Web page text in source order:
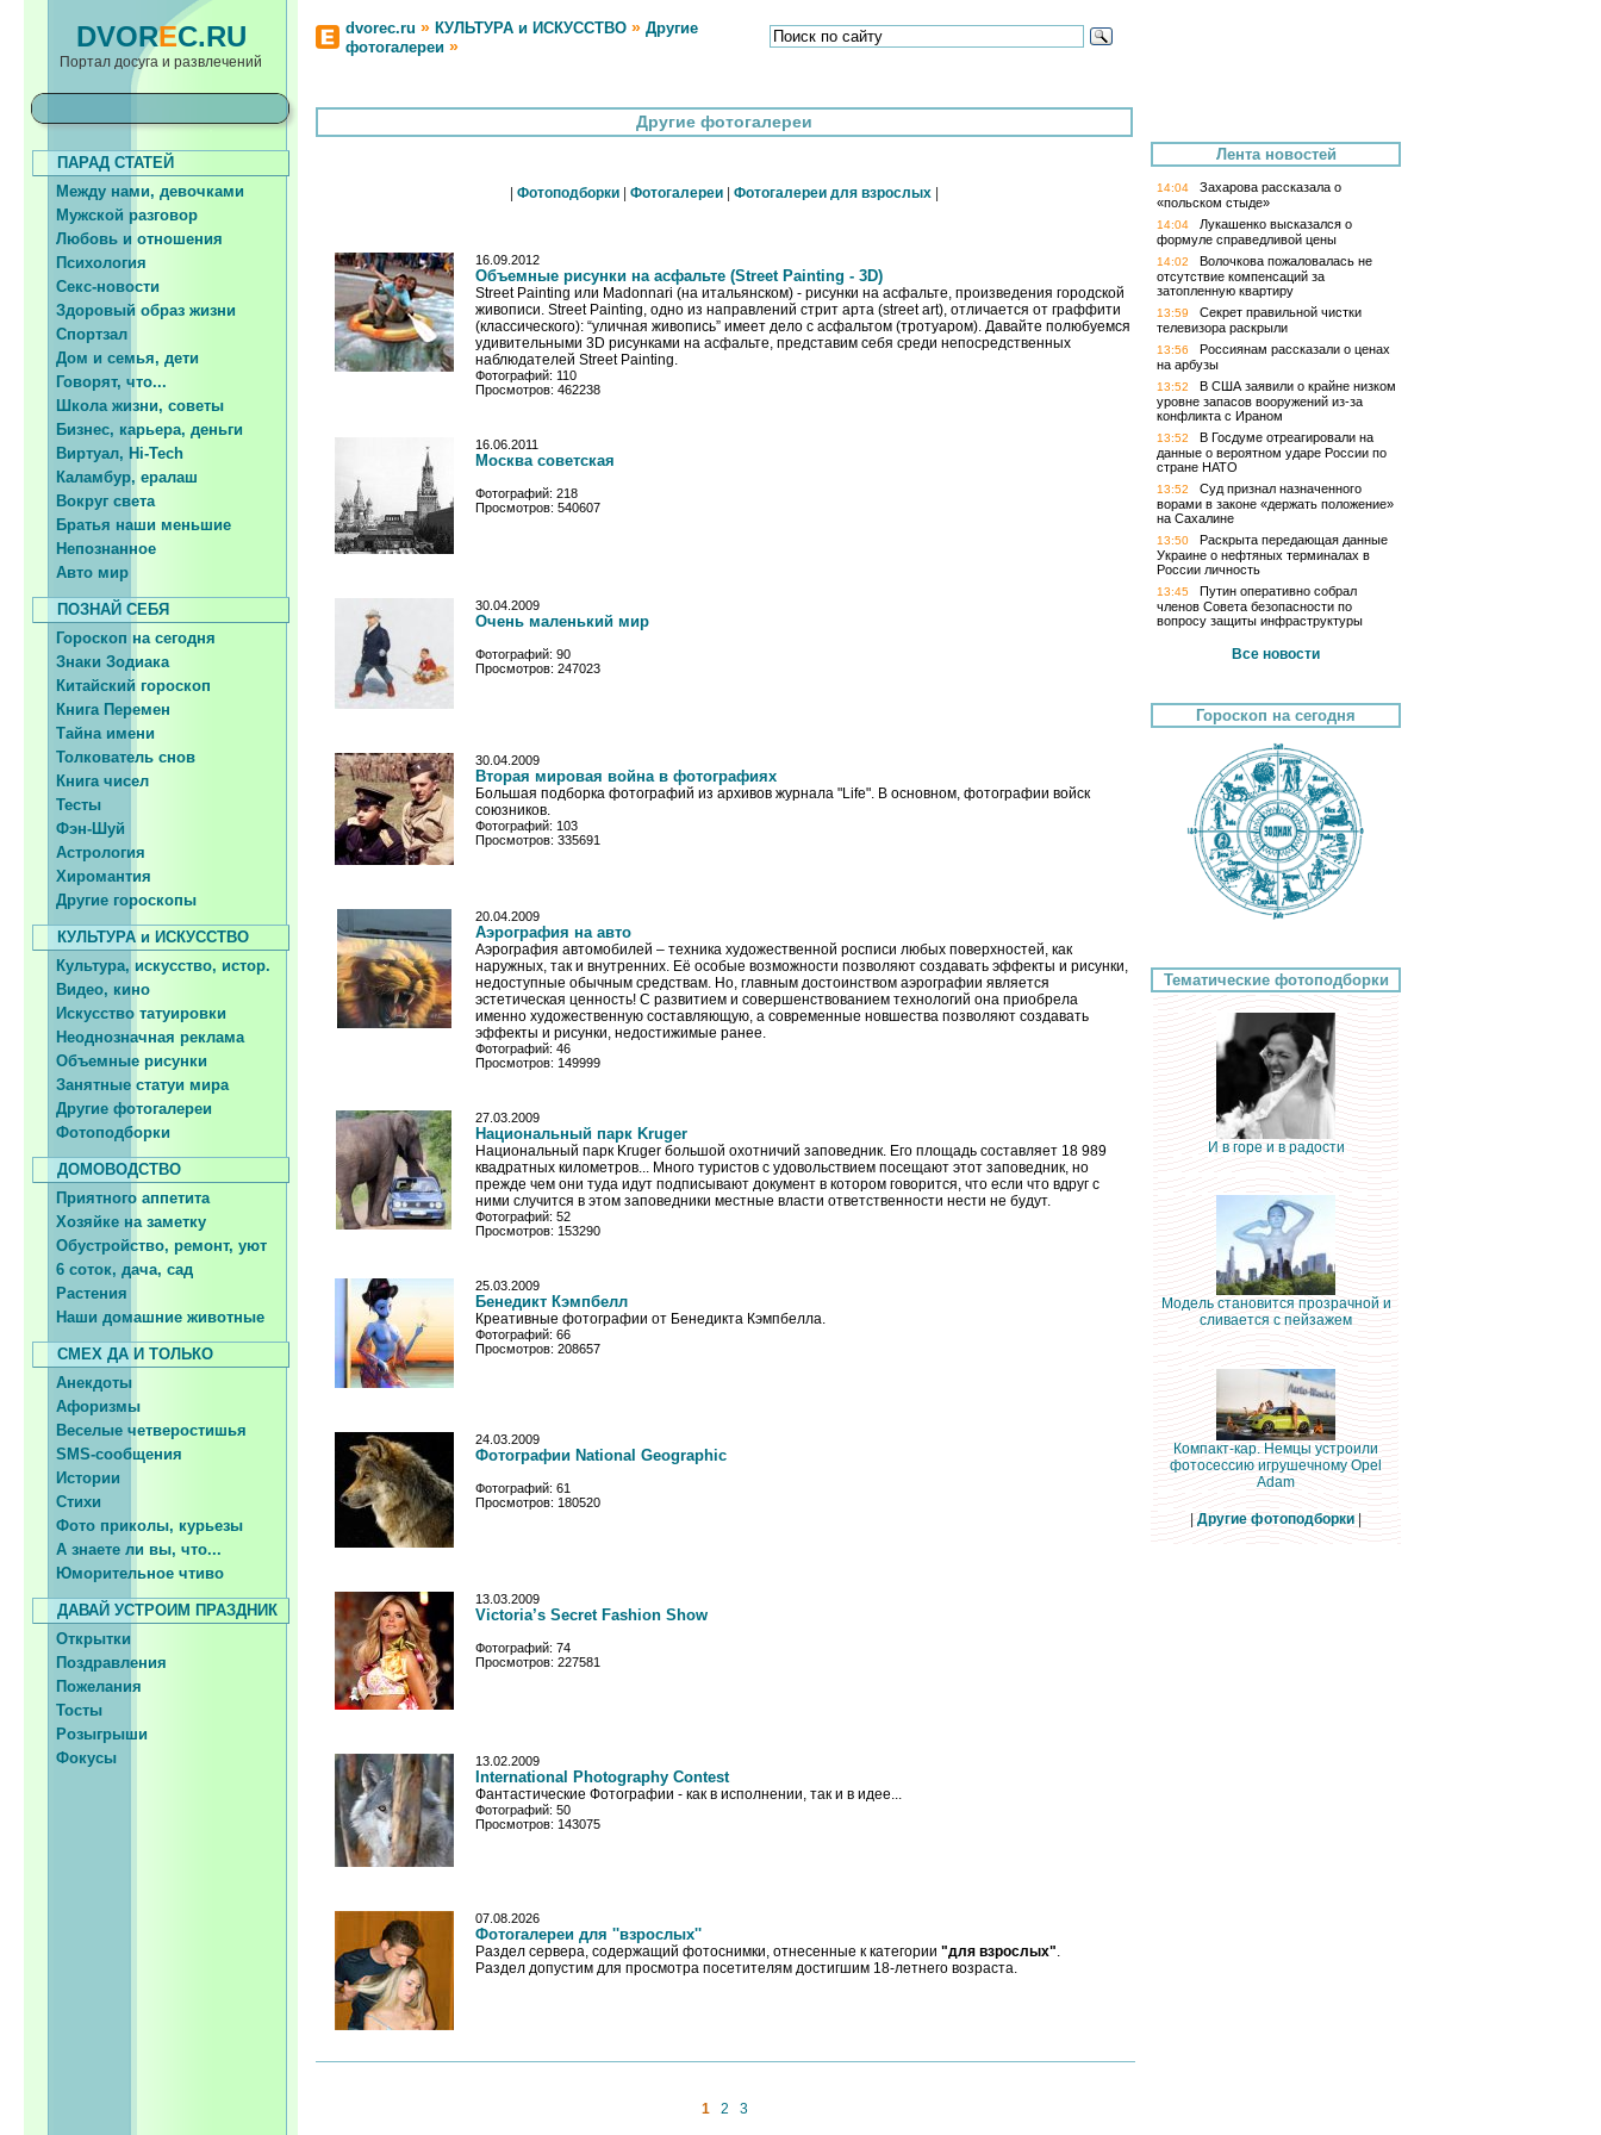
DVOREC.RU
Портал досуга и развлечений
dvorec.ru » КУЛЬТУРА и ИСКУССТВО » Другие
фотогалереи »
ПАРАД СТАТЕЙ
Между нами, девочками
Мужской разговор
Любовь и отношения
Психология
Секс-новости
Здоровый образ жизни
Спортзал
Дом и семья, дети
Говорят, что...
Школа жизни, советы
Бизнес, карьера, деньги
Виртуал, Hi-Tech
Каламбур, ералаш
Вокруг света
Братья наши меньшие
Непознанное
Авто мир
ПОЗНАЙ СЕБЯ
Гороскоп на сегодня
Знаки Зодиака
Китайский гороскоп
Книга Перемен
Тайна имени
Толкователь снов
Книга чисел
Тесты
Фэн-Шуй
Астрология
Хиромантия
Другие гороскопы
КУЛЬТУРА и ИСКУССТВО
Культура, искусство, истор.
Видео, кино
Искусство татуировки
Неоднозначная реклама
Объемные рисунки
Занятные статуи мира
Другие фотогалереи
Фотоподборки
ДОМОВОДСТВО
Приятного аппетита
Хозяйке на заметку
Обустройство, ремонт, уют
6 соток, дача, сад
Растения
Наши домашние животные
СМЕХ ДА И ТОЛЬКО
Анекдоты
Афоризмы
Веселые четверостишья
SMS-сообщения
Истории
Стихи
Фото приколы, курьезы
А знаете ли вы, что...
Юморительное чтиво
ДАВАЙ УСТРОИМ ПРАЗДНИК
Открытки
Поздравления
Пожелания
Тосты
Розыгрыши
Фокусы
Другие фотогалереи
Фотоподборки Фотогалереи Фотогалереи для взрослых
16.09.2012
Объемные рисунки на асфальте (Street Painting - 3D)
Street Painting или Madonnari (на итальянском) - рисунки на асфальте, произведения городской
живописи. Street Painting, одно из направлений стрит арта (street art), отличается от граффити
(классического): “уличная живопись” имеет дело с асфальтом (тротуаром). Давайте полюбуемся
удивительными 3D рисунками на асфальте, представим себя среди непосредственных
наблюдателей Street Painting.
Фотографий: 110
Просмотров: 462238
16.06.2011
Москва советская
Фотографий: 218
Просмотров: 540607
30.04.2009
Очень маленький мир
Фотографий: 90
Просмотров: 247023
30.04.2009
Вторая мировая война в фотографиях
Большая подборка фотографий из архивов журнала "Life". В основном, фотографии войск
союзников.
Фотографий: 103
Просмотров: 335691
20.04.2009
Аэрография на авто
Аэрография автомобилей – техника художественной росписи любых поверхностей, как
наружных, так и внутренних. Её особые возможности позволяют создавать эффекты и рисунки,
недоступные обычным средствам. Но, главным достоинством аэрографии является
эстетическая ценность! С развитием и совершенствованием технологий она приобрела
именно художественную составляющую, а современные новшества позволяют создавать
эффекты и рисунки, недостижимые ранее.
Фотографий: 46
Просмотров: 149999
27.03.2009
Национальный парк Kruger
Национальный парк Kruger большой охотничий заповедник. Его площадь составляет 18 989
квадратных километров... Много туристов с удовольствием посещают этот заповедник, но
прежде чем они туда идут подписывают документ в котором говорится, что если что вдруг с
ними случится в этом заповедники местные власти ответственности нести не будут.
Фотографий: 52
Просмотров: 153290
25.03.2009
Бенедикт Кэмпбелл
Креативные фотографии от Бенедикта Кэмпбелла.
Фотографий: 66
Просмотров: 208657
24.03.2009
Фотографии National Geographic
Фотографий: 61
Просмотров: 180520
13.03.2009
Victoria’s Secret Fashion Show
Фотографий: 74
Просмотров: 227581
13.02.2009
International Photography Contest
Фантастические Фотографии - как в исполнении, так и в идее...
Фотографий: 50
Просмотров: 143075
07.08.2026
Фотогалереи для ''взрослых''
Раздел сервера, содержащий фотоснимки, отнесенные к категории "для взрослых".
Раздел допустим для просмотра посетителям достигшим 18-летнего возраста.
1 2 3
Лента новостей
14:04
Захарова рассказала о
«польском стыде»
14:04
Лукашенко высказался о
формуле справедливой цены
14:02
Волочкова пожаловалась не
отсутствие компенсаций за
затопленную квартиру
13:59
Секрет правильной чистки
телевизора раскрыли
13:56
Россиянам рассказали о ценах
на арбузы
13:52
В США заявили о крайне низком
уровне запасов вооружений из-за
конфликта с Ираном
13:52
В Госдуме отреагировали на
данные о вероятном ударе России по
стране НАТО
13:52
Суд признал назначенного
ворами в законе «держать положение»
на Сахалине
13:50
Раскрыта передающая данные
Украине о нефтяных терминалах в
России личность
13:45
Путин оперативно собрал
членов Совета безопасности по
вопросу защиты инфраструктуры
Все новости
Гороскоп на сегодня
Тематические фотоподборки
И в горе и в радости
Модель становится прозрачной и
сливается с пейзажем
Компакт-кар. Немцы устроили
фотосессию игрушечному Opel
Adam
Другие фотоподборки